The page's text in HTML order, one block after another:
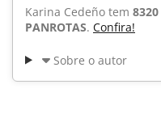
Karina Cedeño tem 8320
PANROTAS. Confira!
Sobre o autor